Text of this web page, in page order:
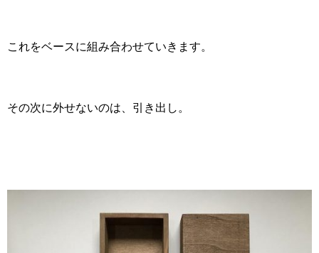
これをベースに組み合わせていきます。
その次に外せないのは、引き出し。